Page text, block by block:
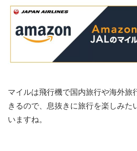
マイルは飛行機で国内旅行や海外旅
きるので、息抜きに旅行を楽しみた
いますね。